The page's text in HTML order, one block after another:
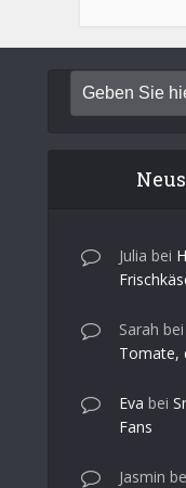
Julia bei
Sarah bei
Tomate,
Eva bei
Fans
Jasmin